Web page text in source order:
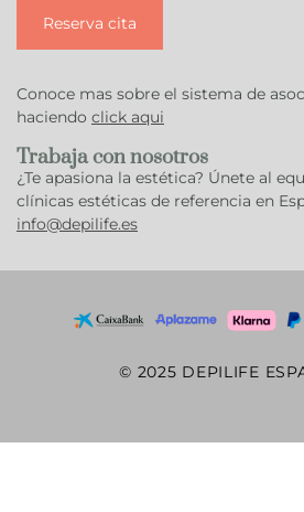
Reserva cita
Conoce mas sobre el sistema de
haciendo click aqui
Trabaja con nosotros
¿Te apasiona la estética? Únete al
clínicas estéticas de referencia en
info@depilife.es
© 2025 DEPILIFE